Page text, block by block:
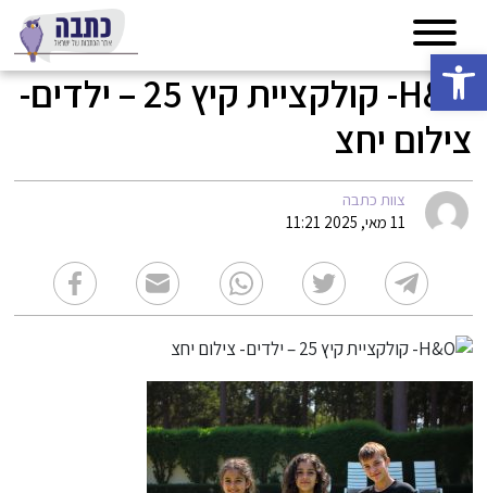
פתח סרגל נגישות
H&O- קולקציית קיץ 25 – ילדים-
צילום יחצ
צוות כתבה
11 מאי, 2025 11:21